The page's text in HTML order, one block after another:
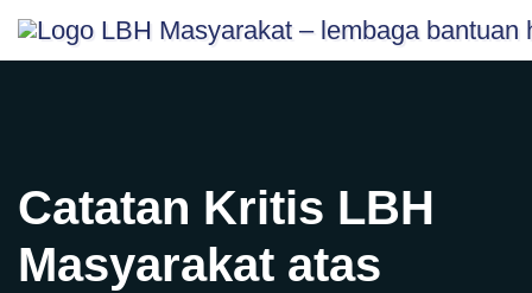
content
Skip
Catatan Kritis LBH
Masyarakat atas